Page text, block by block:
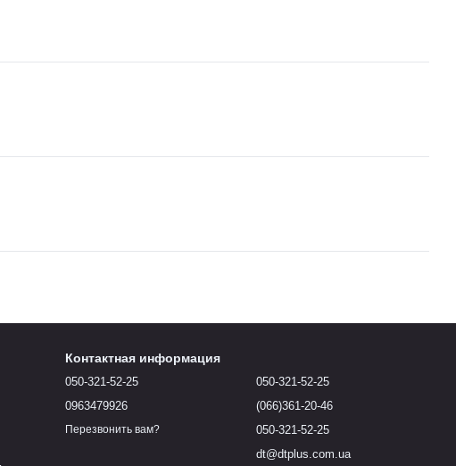
Контактная информация
050-321-52-25
0963479926
Перезвонить вам?
050-321-52-25
(066)361-20-46
050-321-52-25
dt@dtplus.com.ua